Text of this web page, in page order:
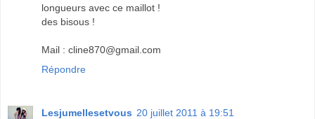
longueurs avec ce maillot !
des bisous !
Mail : cline870@gmail.com
Répondre
Lesjumellesetvous 20 juillet 2011 à 19:51